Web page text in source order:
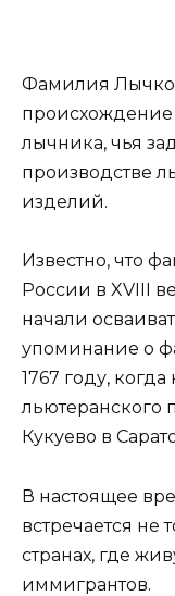
Фамилия
происхождение
лычника, чья
производстве
изделий.
Известно, что
России в XVIII
начали
упоминание о
1767 году,
льютеранского
Кукуево в
В настоящее
встречается не
странах, где
иммигрантов.